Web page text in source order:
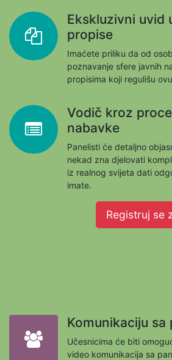
Ekskluzivni uvid
propise
Imaćete priliku da od
poznavanje sfere javnih
propisima koji regulišu
Vodič kroz
nabavke
Panelisti će detaljno
nekad zna djelovati
iz realnog svijeta dati
imate.
Registruj se
Komunikaciju sa
Učesnicima će biti
video komunikacija sa